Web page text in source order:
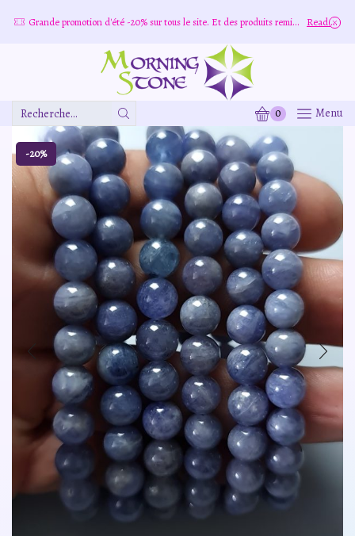
Grande promotion d'été -20% sur tous le site. Et des produits remisé indépendamment Read more
Zone
De
Saisie
De
Recherche
0 Menu
-20%